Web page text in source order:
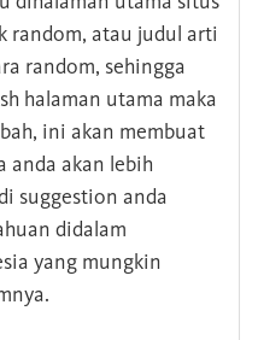
random, atau judul arti
random, sehingga
halaman utama maka
ini akan membuat
anda akan lebih
suggestion anda
didalam
yang mungkin